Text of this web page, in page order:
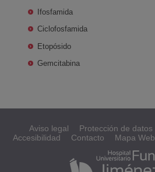
Ifosfamida
Ciclofosfamida
Etopósido
Gemcitabina
Aviso legal Protección de datos
Accesibilidad
Contacto Mapa Web